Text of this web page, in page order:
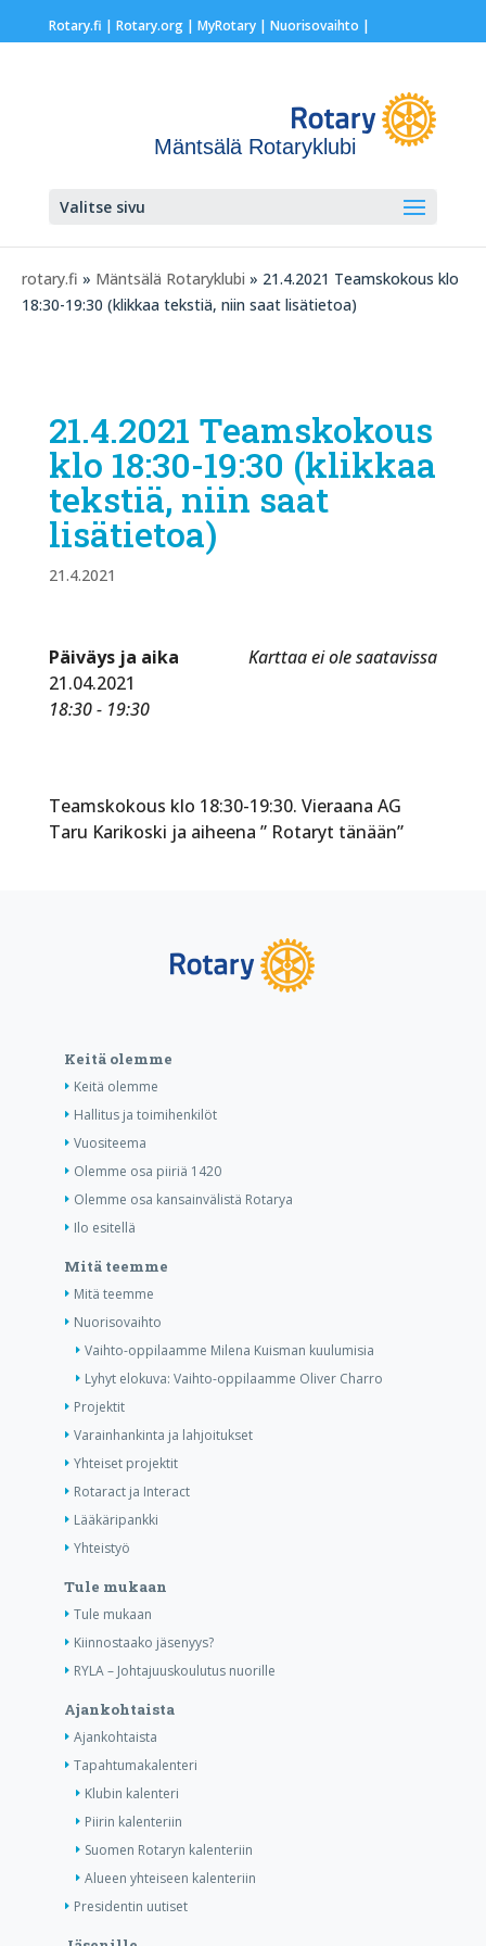
Rotary.fi | Rotary.org| MyRotary | Nuorisovaihto |
Mäntsälä Rotaryklubi
Valitse sivu
rotary.fi » Mäntsälä Rotaryklubi » 21.4.2021 Teamskokous klo
18:30-19:30 (klikkaa tekstiä, niin saat lisätietoa)
21.4.2021 Teamskokous
klo 18:30-19:30 (klikkaa
tekstiä, niin saat
lisätietoa)
21.4.2021
Karttaa ei ole saatavissa
Päiväys ja aika
21.04.2021
18:30 - 19:30
Teamskokous klo 18:30-19:30. Vieraana AG
Taru Karikoski ja aiheena ” Rotaryt tänään”
Keitä olemme
Keitä olemme
Hallitus ja toimihenkilöt
Vuositeema
Olemme osa piiriä 1420
Olemme osa kansainvälistä Rotarya
Ilo esitellä
Mitä teemme
Mitä teemme
Nuorisovaihto
Vaihto-oppilaamme Milena Kuisman kuulumisia
Lyhyt elokuva: Vaihto-oppilaamme Oliver Charro
Projektit
Varainhankinta ja lahjoitukset
Yhteiset projektit
Rotaract ja Interact
Lääkäripankki
Yhteistyö
Tule mukaan
Tule mukaan
Kiinnostaako jäsenyys?
RYLA – Johtajuuskoulutus nuorille
Ajankohtaista
Ajankohtaista
Tapahtumakalenteri
Klubin kalenteri
Piirin kalenteriin
Suomen Rotaryn kalenteriin
Alueen yhteiseen kalenteriin
Presidentin uutiset